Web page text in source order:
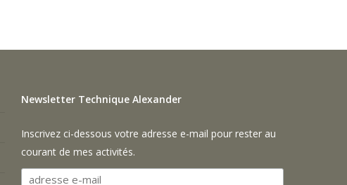
Newsletter Technique Alexander
Inscrivez ci-dessous votre adresse e-mail pour rester au
courant de mes activités.